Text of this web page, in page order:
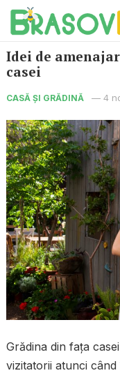
Idei de
casei
CASĂ ȘI GRĂDINĂ — 4
Grădina din fața
vizitatorii atunci